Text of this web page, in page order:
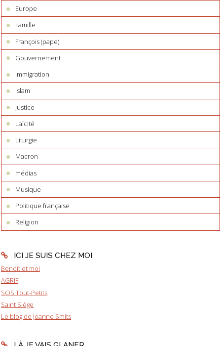
Europe
Famille
François (pape)
Gouvernement
Immigration
Islam
Justice
Laïcité
Liturgie
Macron
médias
Musique
Politique française
Religion
ICI JE SUIS CHEZ MOI
Benoît et moi
AGRIF
SOS Tout-Petits
Saint Siège
Le blog de Jeanne Smits